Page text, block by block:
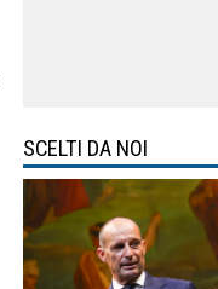
SCELTI DA NOI